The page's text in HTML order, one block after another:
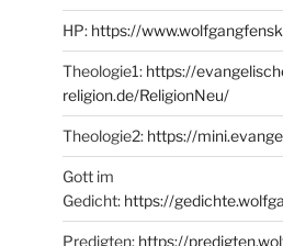
HP: https://
Theologie1: https://
religion.de/ReligionNeu/
Theologie2: https://
Gott im
Gedicht: https://
Predigten: https://